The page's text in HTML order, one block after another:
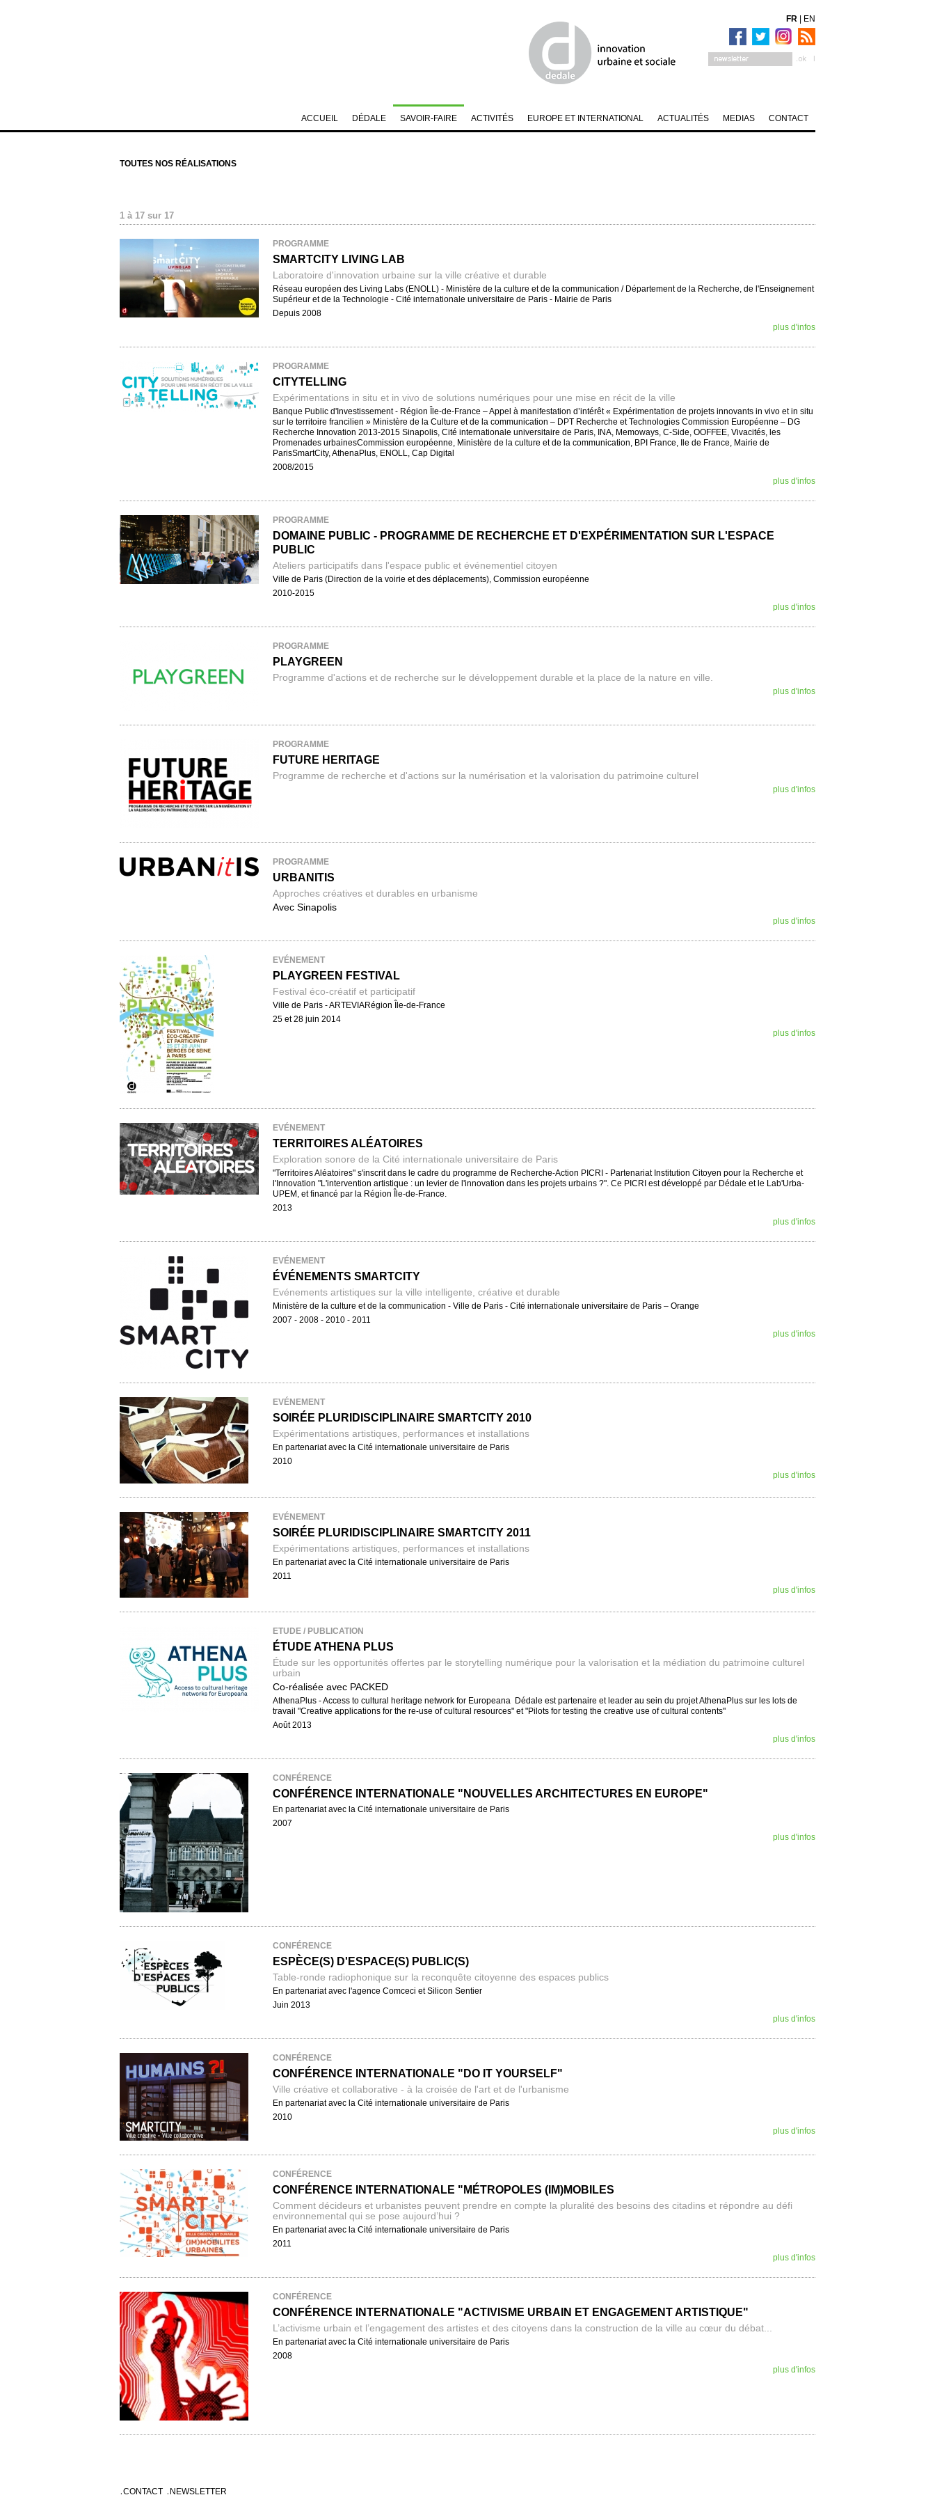
TOUTES NOS RÉALISATIONS
1 à 17 sur 17
PROGRAMME
SMARTCITY LIVING LAB
Laboratoire d'innovation urbaine sur la ville créative et durable
Réseau européen des Living Labs (ENOLL) - Ministère de la culture et de la communication / Département de la Recherche, de l'Enseignement
Supérieur et de la Technologie - Cité internationale universitaire de Paris - Mairie de Paris
Depuis 2008
plus d'infos
PROGRAMME
CITYTELLING
Expérimentations in situ et in vivo de solutions numériques pour une mise en récit de la ville
Banque Public d'Investissement - Région Île-de-France – Appel à manifestation d’intérêt « Expérimentation de projets innovants in vivo et in situ
sur le territoire francilien » Ministère de la Culture et de la communication – DPT Recherche et Technologies Commission Européenne – DG
Recherche Innovation 2013-2015 Sinapolis, Cité internationale universitaire de Paris, INA, Memoways, C-Side, OOFFEE, Vivacités, les
Promenades urbainesCommission européenne, Ministère de la culture et de la communication, BPI France, Ile de France, Mairie de
ParisSmartCity, AthenaPlus, ENOLL, Cap Digital
2008/2015
plus d'infos
PROGRAMME
DOMAINE PUBLIC - PROGRAMME DE RECHERCHE ET D'EXPÉRIMENTATION SUR L'ESPACE
PUBLIC
Ateliers participatifs dans l'espace public et événementiel citoyen
Ville de Paris (Direction de la voirie et des déplacements), Commission européenne
2010-2015
plus d'infos
PROGRAMME
PLAYGREEN
Programme d'actions et de recherche sur le développement durable et la place de la nature en ville.
plus d'infos
PROGRAMME
FUTURE HERITAGE
Programme de recherche et d'actions sur la numérisation et la valorisation du patrimoine culturel
plus d'infos
PROGRAMME
URBANITIS
Approches créatives et durables en urbanisme
Avec Sinapolis
plus d'infos
EVÉNEMENT
PLAYGREEN FESTIVAL
Festival éco-créatif et participatif
Ville de Paris - ARTEVIARégion Île-de-France
25 et 28 juin 2014
plus d'infos
EVÉNEMENT
TERRITOIRES ALÉATOIRES
Exploration sonore de la Cité internationale universitaire de Paris
"Territoires Aléatoires" s'inscrit dans le cadre du programme de Recherche-Action PICRI - Partenariat Institution Citoyen pour la Recherche et
l'Innovation "L'intervention artistique : un levier de l'innovation dans les projets urbains ?". Ce PICRI est développé par Dédale et le Lab'Urba-
UPEM, et financé par la Région Île-de-France.
2013
plus d'infos
EVÉNEMENT
ÉVÉNEMENTS SMARTCITY
Evénements artistiques sur la ville intelligente, créative et durable
Ministère de la culture et de la communication - Ville de Paris - Cité internationale universitaire de Paris – Orange
2007 - 2008 - 2010 - 2011
plus d'infos
EVÉNEMENT
SOIRÉE PLURIDISCIPLINAIRE SMARTCITY 2010
Expérimentations artistiques, performances et installations
En partenariat avec la Cité internationale universitaire de Paris
2010
plus d'infos
EVÉNEMENT
SOIRÉE PLURIDISCIPLINAIRE SMARTCITY 2011
Expérimentations artistiques, performances et installations
En partenariat avec la Cité internationale universitaire de Paris
2011
plus d'infos
ETUDE / PUBLICATION
ÉTUDE ATHENA PLUS
Étude sur les opportunités offertes par le storytelling numérique pour la valorisation et la médiation du patrimoine culturel
urbain
Co-réalisée avec PACKED
AthenaPlus - Access to cultural heritage network for Europeana Dédale est partenaire et leader au sein du projet AthenaPlus sur les lots de
travail "Creative applications for the re-use of cultural resources" et "Pilots for testing the creative use of cultural contents"
Août 2013
plus d'infos
CONFÉRENCE
CONFÉRENCE INTERNATIONALE "NOUVELLES ARCHITECTURES EN EUROPE"
En partenariat avec la Cité internationale universitaire de Paris
2007
plus d'infos
CONFÉRENCE
ESPÈCE(S) D'ESPACE(S) PUBLIC(S)
Table-ronde radiophonique sur la reconquête citoyenne des espaces publics
En partenariat avec l'agence Comceci et Silicon Sentier
Juin 2013
plus d'infos
CONFÉRENCE
CONFÉRENCE INTERNATIONALE "DO IT YOURSELF"
Ville créative et collaborative - à la croisée de l'art et de l'urbanisme
En partenariat avec la Cité internationale universitaire de Paris
2010
plus d'infos
CONFÉRENCE
CONFÉRENCE INTERNATIONALE "MÉTROPOLES (IM)MOBILES
Comment décideurs et urbanistes peuvent prendre en compte la pluralité des besoins des citadins et répondre au défi
environnemental qui se pose aujourd’hui ?
En partenariat avec la Cité internationale universitaire de Paris
2011
plus d'infos
CONFÉRENCE
CONFÉRENCE INTERNATIONALE "ACTIVISME URBAIN ET ENGAGEMENT ARTISTIQUE"
L’activisme urbain et l’engagement des artistes et des citoyens dans la construction de la ville au cœur du débat...
En partenariat avec la Cité internationale universitaire de Paris
2008
plus d'infos
CONTACT
MEDIAS
ACTUALITÉS
EUROPE ET INTERNATIONAL
ACTIVITÉS
SAVOIR-FAIRE
DÉDALE
ACCUEIL
CONTACT NEWSLETTER
FR EN